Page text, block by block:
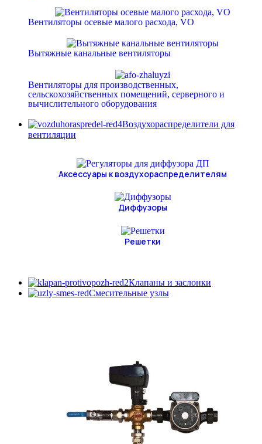
Вентиляторы осевые малого расхода, VO
Вытяжные канальные вентиляторы
Вентиляторы для производственных,
сельскохозяйственных помещений, серверного и
вычислительного оборудования
Воздухораспределители для
вентиляции
Аксессуары к воздухораспределителям
Диффузоры
Решетки
Клапаны и заслонки
Смесительные узлы